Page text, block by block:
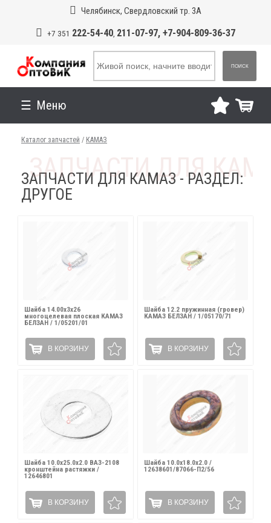
Челябинск, Свердловский тр. 3А
+7 351 222-54-40, 211-07-97, +7-904-809-36-37
ПОИСК
Меню
Каталог запчастей / КАМАЗ
ЗАПЧАСТИ ДЛЯ КАМАЗ - РАЗДЕЛ:
ДРУГОЕ
Шайба 14.00х3х26
многоцелевая плоская КАМАЗ
БЕЛЗАН / 1/05201/01
В КОРЗИНУ
Шайба 12.2 пружинная (гровер)
КАМАЗ БЕЛЗАН / 1/05170/71
В КОРЗИНУ
Шайба 10.0х25.0х2.0 ВАЗ-2108
кронштейна растяжки /
12646801
В КОРЗИНУ
Шайба 10.0х18.0х2.0 /
12638601/87066-П2/56
В КОРЗИНУ